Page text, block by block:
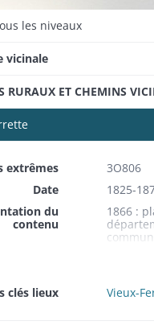
les niveaux
vicinale
RURAUX ET CHEMINS
extrêmes
3O806
Date
1825-
du
contenu
1866 :
clés lieux Vieux-